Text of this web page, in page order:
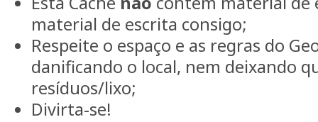
material de escrita consigo;
Respeite o espaço e as regras do
danificando o local, nem deixando
resíduos/lixo;
Divirta-se!